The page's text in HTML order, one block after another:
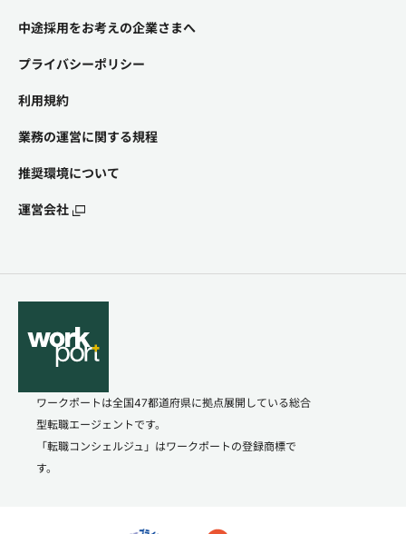
中途採用をお考えの企業さまへ
プライバシーポリシー
利用規約
業務の運営に関する規程
推奨環境について
運営会社
ワークポートは全国47都道府県に拠点展開している総合
型転職エージェントです。
「転職コンシェルジュ」はワークポートの登録商標で
す。